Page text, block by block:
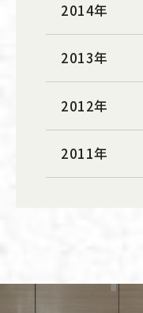
2014年
2013年
2012年
2011年